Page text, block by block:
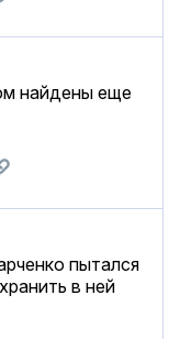
найдены еще
пытался
в ней